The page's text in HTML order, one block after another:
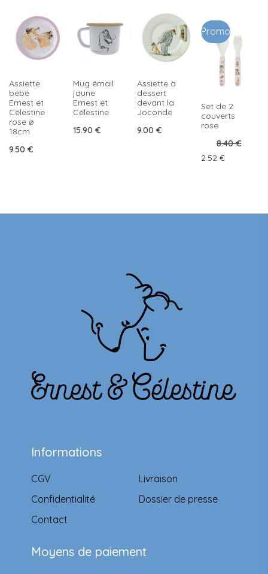
Assiette
bébé
Ernest et
Célestine
rose ø
18cm
9.50 €
Mug émail
jaune
Ernest et
Célestine
15.90 €
Assiette à
dessert
devant la
Joconde
9.00 €
Promo
Set de 2
couverts
rose
8.40€
Original
2.52 €Current
Informations
CGV
Confidentialité
Contact
Livraison
Dossier de presse
Moyens de paiement